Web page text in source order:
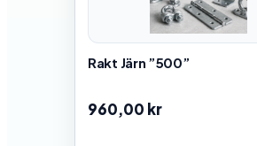
Rakt Järn ”500”
960,00 kr